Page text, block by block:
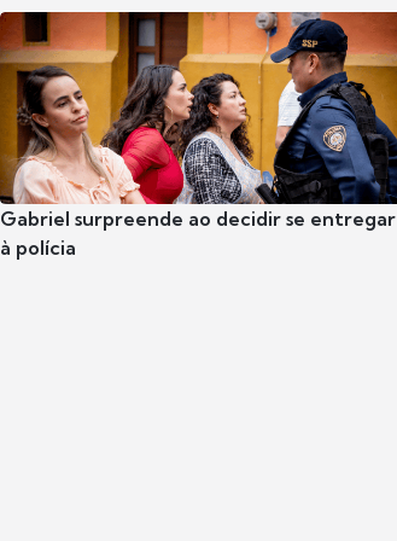
Gabriel surpreende ao decidir se entregar
à polícia